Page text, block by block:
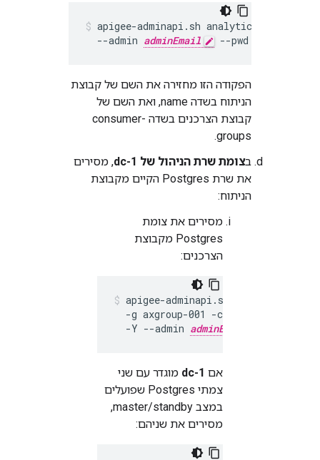
apigee-adminapi.sh analytics groups
  --admin
adminEmail --pwd
הפקודה הזו מחזירה את השם של קבוצת
הניתוח בשדה name, ואת השם של
קבוצת הצרכנים בשדה consumer-
groups.
בצומת שרת הניהול של dc-1
, מסירים
את שרת Postgres הקיים מקבוצת
הניתוח:
מסירים את צומת
Postgres מקבוצת
הצרכנים:
apigee-adminapi.sh analytics
-g axgroup-001 -c consumer-
  -Y --admin
adminEmail
אם dc-1 מוגדר עם שני
צמתי Postgres שפועלים
במצב master/standby,
מסירים את שניהם: